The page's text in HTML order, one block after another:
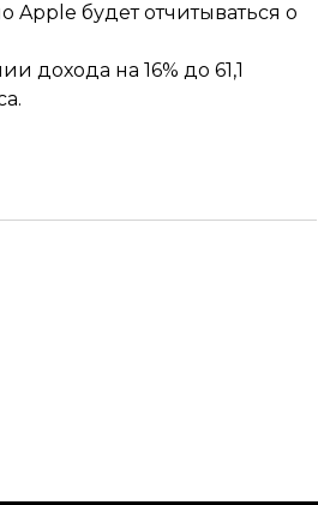
Apple будет отчитываться о
дохода на 16% до 61,1